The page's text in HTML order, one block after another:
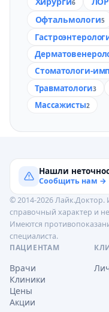
6
Офтальмологи5
Стоматологи-
Травматологи3
Массажисты2
Нашли
Сообщить нам →
© 2014-2026
справочный характер и
Имеются
специалиста.
ПАЦИЕНТАМ
Врачи
Клиники
Цены
Акции